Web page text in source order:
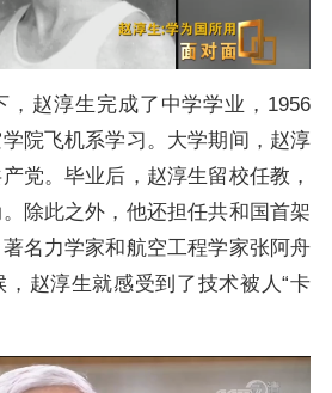
，赵淳生完成了中学学业，1956
院飞机系学习。大学期间，赵淳
党。毕业后，赵淳生留校任教，
除此之外，他还担任共和国首架
名力学家和航空工程学家张阿舟
赵淳生就感受到了技术被人“卡